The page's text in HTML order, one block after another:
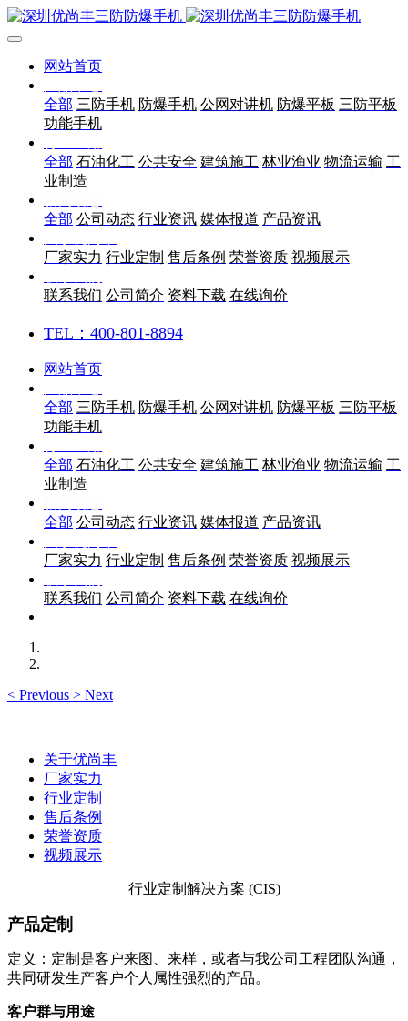
网站首页
全部 三防手机 防爆手机 公网对讲机 防爆平板 三防平板
功能手机
全部 石油化工 公共安全 建筑施工 林业渔业 物流运输 工
业制造
全部 公司动态 行业资讯 媒体报道 产品资讯
厂家实力 行业定制 售后条例 荣誉资质 视频展示
联系我们 公司简介 资料下载 在线询价
TEL：400-801-8894
网站首页
全部 三防手机 防爆手机 公网对讲机 防爆平板 三防平板
功能手机
全部 石油化工 公共安全 建筑施工 林业渔业 物流运输 工
业制造
全部 公司动态 行业资讯 媒体报道 产品资讯
厂家实力 行业定制 售后条例 荣誉资质 视频展示
联系我们 公司简介 资料下载 在线询价
< Previous > Next
关于优尚丰
厂家实力
行业定制
售后条例
荣誉资质
视频展示
行业定制解决方案 (CIS)
产品定制
定义：定制是客户来图、来样，或者与我公司工程团队沟通，
共同研发生产客户个人属性强烈的产品。
客户群与用途